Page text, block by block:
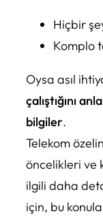
Hiçbir
Komplo
Oysa asıl
çalıştığını
bilgiler.
Telekom
öncelikleri ve
ilgili daha
için, bu